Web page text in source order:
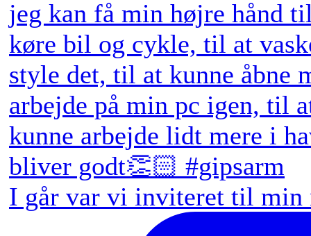
I går var vi inviteret til min